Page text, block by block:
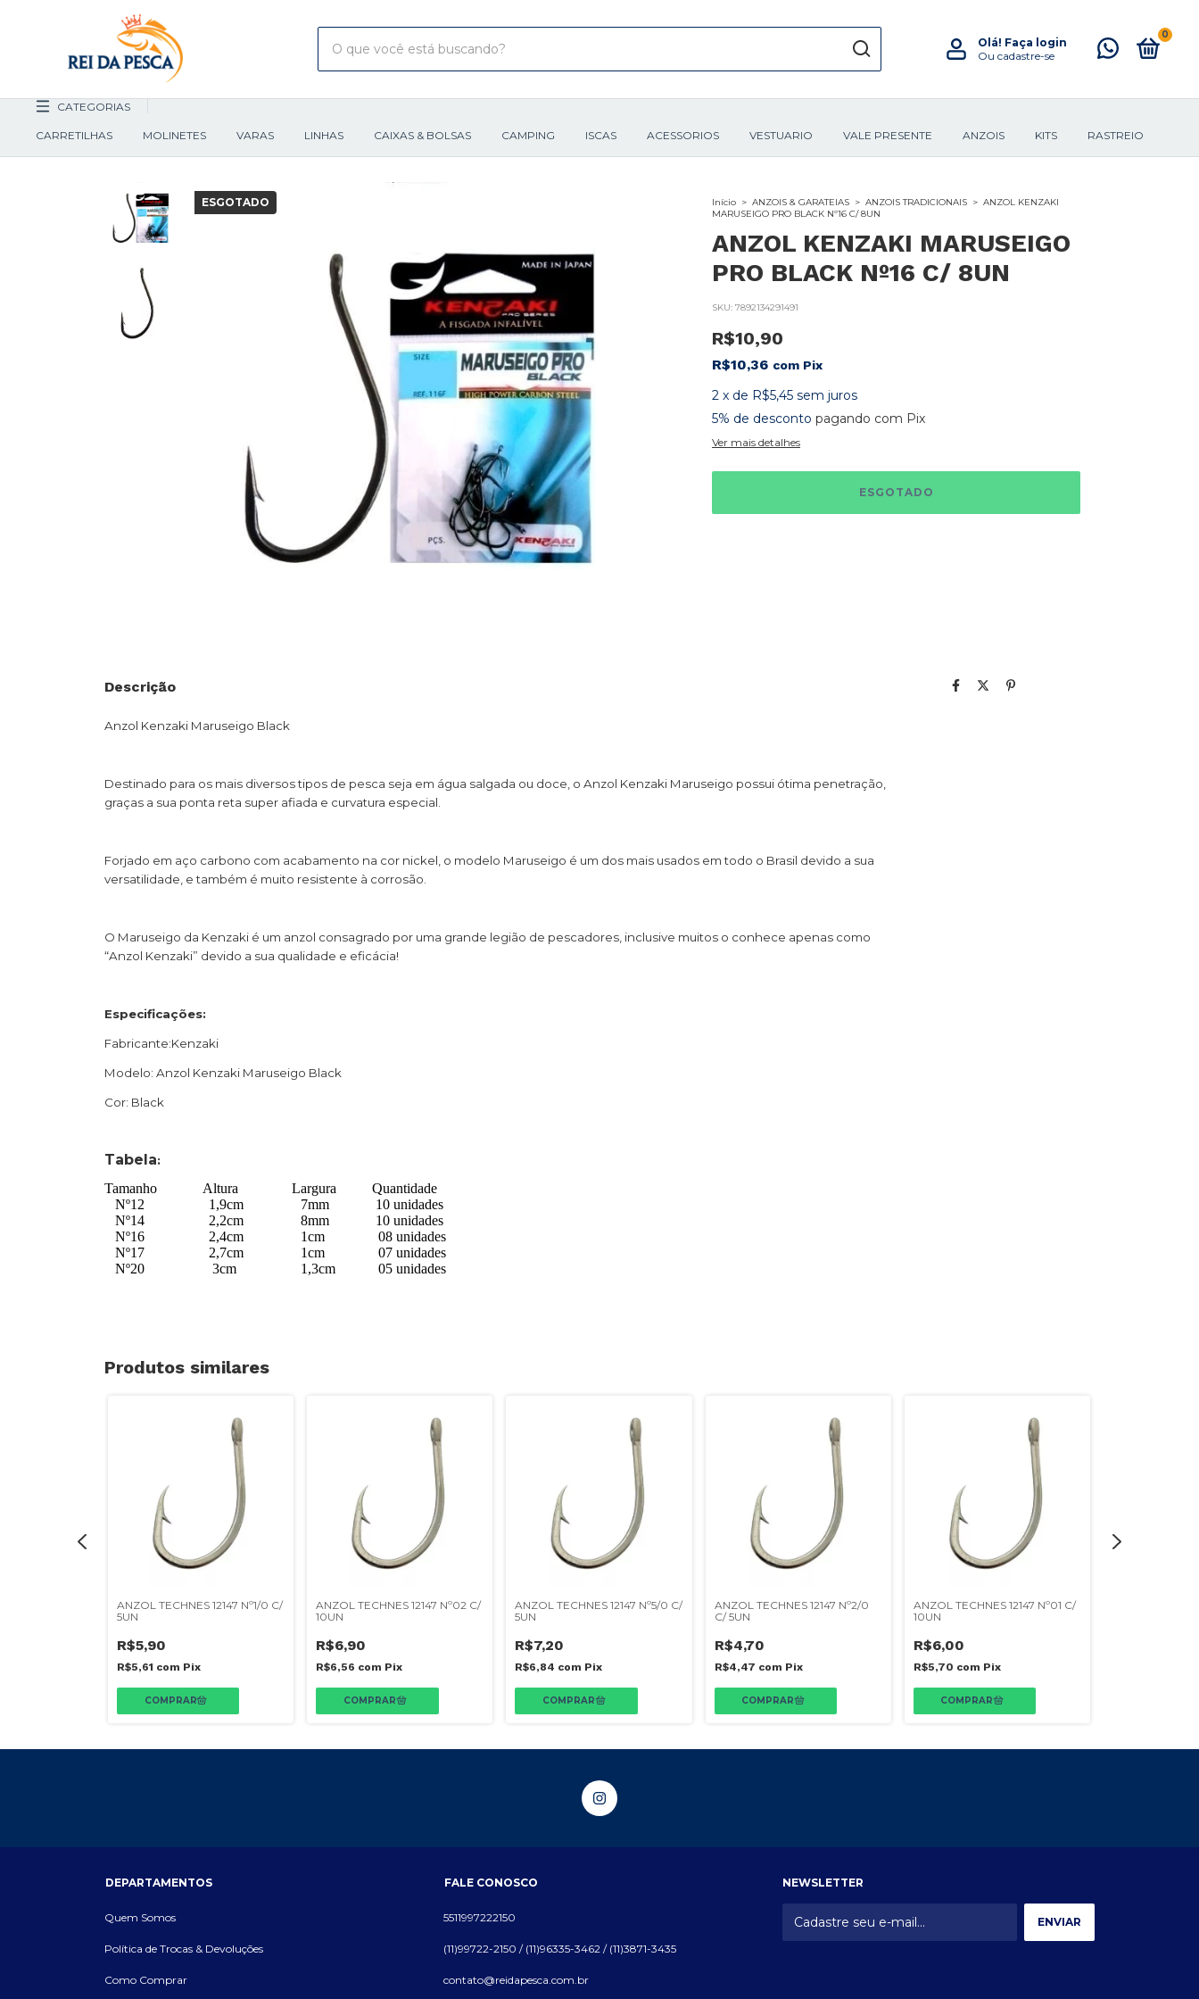
Olá! Faça login
Ou cadastre-se
0
CATEGORIAS
CARRETILHAS MOLINETES VARAS LINHAS CAIXAS & BOLSAS CAMPING ISCAS ACESSORIOS VESTUARIO VALE PRESENTE ANZOIS KITS RASTREIO
ESGOTADO Início > ANZOIS & GARATEIAS > ANZOIS TRADICIONAIS > ANZOL KENZAKI
MARUSEIGO PRO BLACK Nº16 C/ 8UN
ANZOL KENZAKI MARUSEIGO
PRO BLACK Nº16 C/ 8UN
SKU: 7892134291491
R$10,90
R$10,36 com Pix
2 x de R$5,45 sem juros
5% de desconto pagando com Pix
Ver mais detalhes
Descrição
Anzol Kenzaki Maruseigo Black
Destinado para os mais diversos tipos de pesca seja em água salgada ou doce, o Anzol Kenzaki Maruseigo possui ótima penetração,
graças a sua ponta reta super afiada e curvatura especial.
Forjado em aço carbono com acabamento na cor nickel, o modelo Maruseigo é um dos mais usados em todo o Brasil devido a sua
versatilidade, e também é muito resistente à corrosão.
O Maruseigo da Kenzaki é um anzol consagrado por uma grande legião de pescadores, inclusive muitos o conhece apenas como
“Anzol Kenzaki” devido a sua qualidade e eficácia!
Especificações:
Fabricante:Kenzaki
Modelo: Anzol Kenzaki Maruseigo Black
Cor: Black
Tabela:
Tamanho Altura Largura
Quantidade
Nº12
1,9cm 7mm
10 unidades
Nº14
2,2cm 8mm
10 unidades
Nº16
2,4cm 1cm
08 unidades
Nº17
2,7cm 1cm
07 unidades
Nº20
3cm 1,3cm 05 unidades
Produtos similares
ANZOL TECHNES 12147 Nº1/0 C/
5UN
R$5,90
R$5,61 com Pix
ANZOL TECHNES 12147 Nº02 C/
10UN
R$6,90
R$6,56 com Pix
ANZOL TECHNES 12147 Nº5/0 C/
5UN
R$7,20
R$6,84 com Pix
ANZOL TECHNES 12147 Nº2/0
C/ 5UN
R$4,70
R$4,47 com Pix
ANZOL TECHNES 12147 Nº01 C/
10UN
R$6,00
R$5,70 com Pix
DEPARTAMENTOS
Quem Somos
Política de Trocas & Devoluções
Como Comprar
FALE CONOSCO
5511997222150
(11)99722-2150 / (11)96335-3462 / (11)3871-3435
contato@reidapesca.com.br
NEWSLETTER